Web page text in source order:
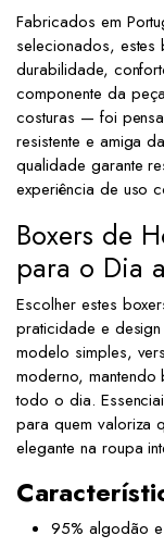
Fabricados em
selecionados, estes
durabilidade,
componente da
costuras — foi
resistente e amiga
qualidade garante
experiência de uso
Boxers de
para o Dia
Escolher estes
praticidade e design
modelo simples,
moderno,
todo o dia.
para quem valoriza
elegante na roupa
95% algodão